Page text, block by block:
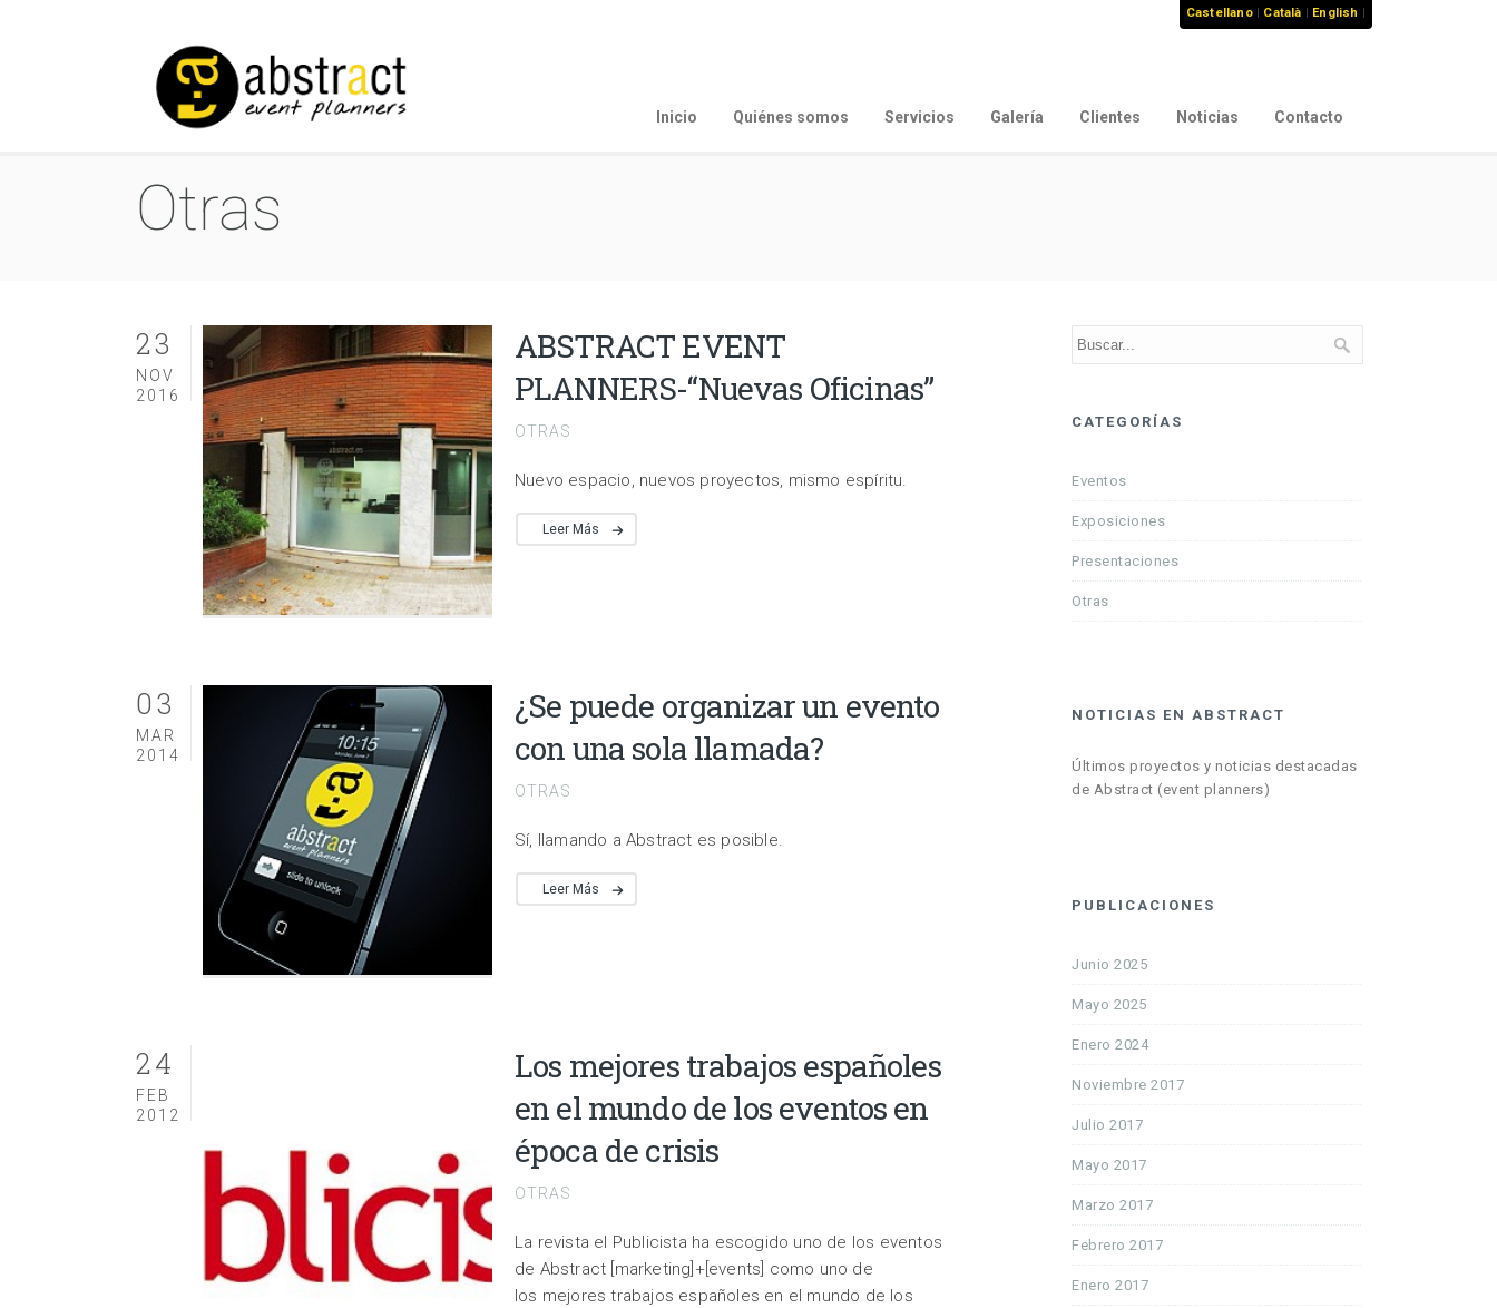
Castellano| Català | English |
Inicio Quiénes somos Servicios Galería Clientes Noticias Contacto
Otras
23
NOV
2016
ABSTRACT EVENT
PLANNERS-“Nuevas Oficinas”
OTRAS
Nuevo espacio, nuevos proyectos, mismo espíritu.
Leer Más
03
MAR
2014
¿Se puede organizar un evento
con una sola llamada?
OTRAS
Sí, llamando a Abstract es posible.
Leer Más
24
FEB
2012
Los mejores trabajos españoles
en el mundo de los eventos en
época de crisis
OTRAS
La revista el Publicista ha escogido uno de los eventos
de Abstract [marketing]+[events] como uno de
los mejores trabajos españoles en el mundo de los
CATEGORÍAS
Eventos
Exposiciones
Presentaciones
Otras
NOTICIAS EN ABSTRACT
Últimos proyectos y noticias destacadas
de Abstract (event planners)
PUBLICACIONES
Junio 2025
Mayo 2025
Enero 2024
Noviembre 2017
Julio 2017
Mayo 2017
Marzo 2017
Febrero 2017
Enero 2017